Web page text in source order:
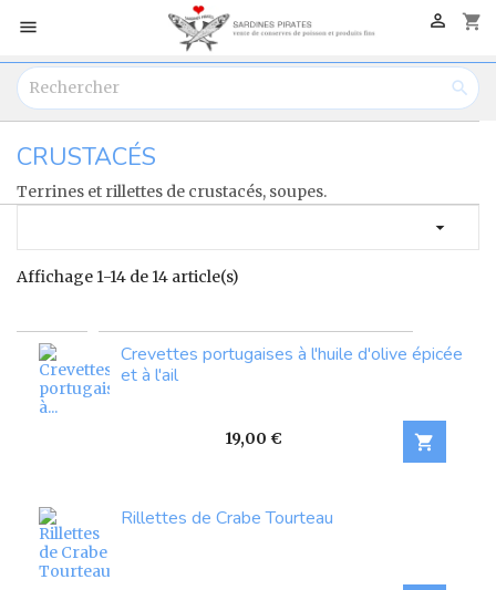
 shopping_cart


CRUSTACÉS
Terrines et rillettes de crustacés, soupes.

Affichage 1-14 de 14 article(s)
Crevettes portugaises à l'huile d'olive épicée
et à l'ail
Prix
19,00 € 
Rillettes de Crabe Tourteau